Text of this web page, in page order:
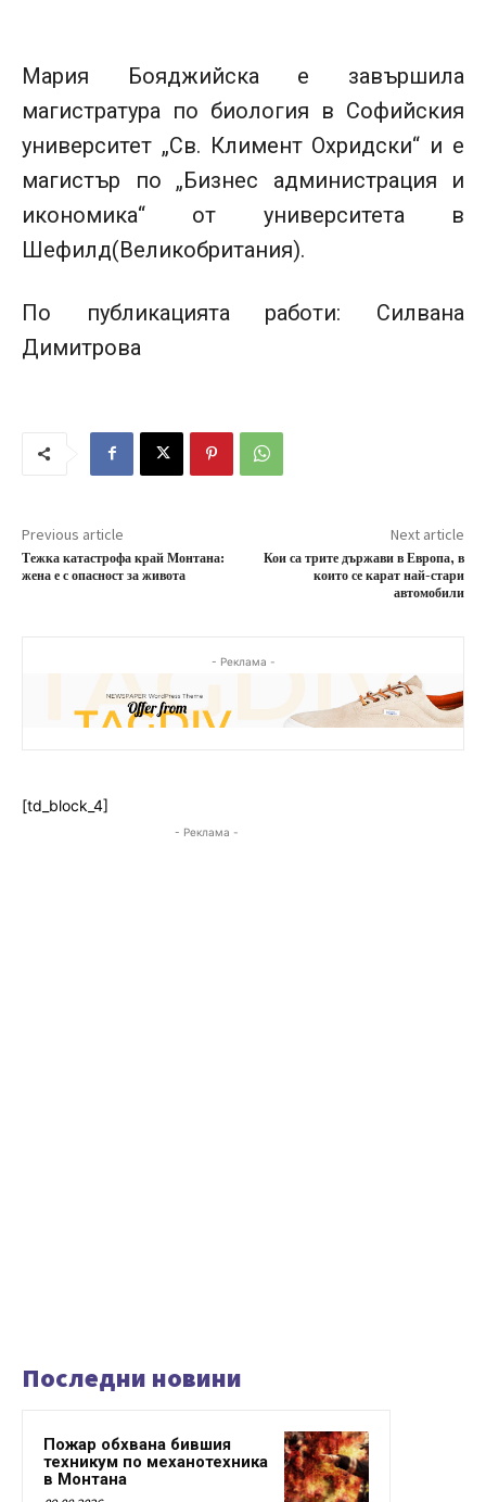
Мария Бояджийска е завършила
магистратура по биология в Софийския
университет „Св. Климент Охридски“ и е
магистър по „Бизнес администрация и
икономика“ от университета в
Шефилд(Великобритания).
По публикацията работи: Силвана
Димитрова
Previous article
Тежка катастрофа край Монтана:
жена е с опасност за живота
Next article
Кои са трите държави в Европа, в
които се карат най-стари
автомобили
- Реклама -
[td_block_4]
- Реклама -
Последни новини
Пожар обхвана бившия
техникум по механотехника
в Монтана